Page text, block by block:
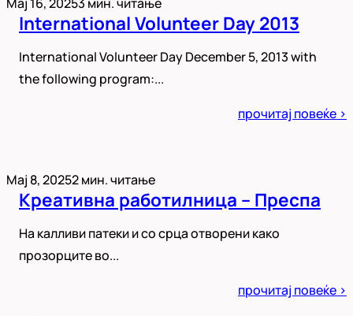
International Volunteer Day 2013
International Volunteer Day December 5, 2013 with
the following program:...
прочитај повеќе >
Мај 8, 20252 мин. читање
Креативна работилница – Преспа
На калливи патеки и со срца отворени како
прозорците во...
прочитај повеќе >